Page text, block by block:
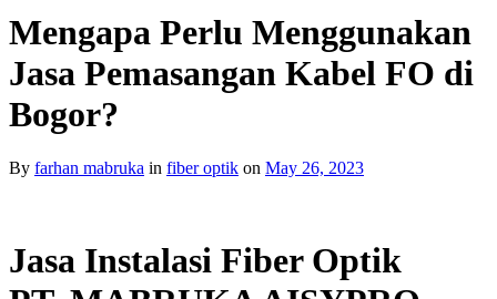
Mengapa Perlu Menggunakan
Jasa Pemasangan Kabel FO di
Bogor?
By farhan mabruka in fiber optik on May 26, 2023
Jasa Instalasi Fiber Optik